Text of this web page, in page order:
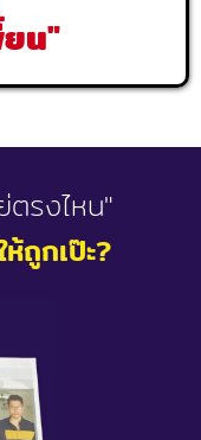
น"
รงไหน"
ถูกเป๊ะ?